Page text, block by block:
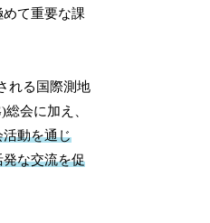
て重要な課
れる国際測地
会に加え、
動を通じ
な交流を促